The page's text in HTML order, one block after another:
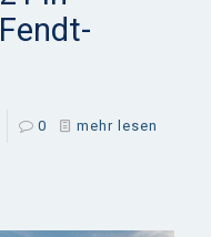
0 mehr lesen